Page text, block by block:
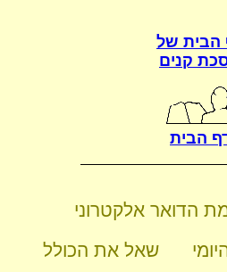
הבית של
קנים
הבית
הדואר אלקטרוני
שאל את הכולל